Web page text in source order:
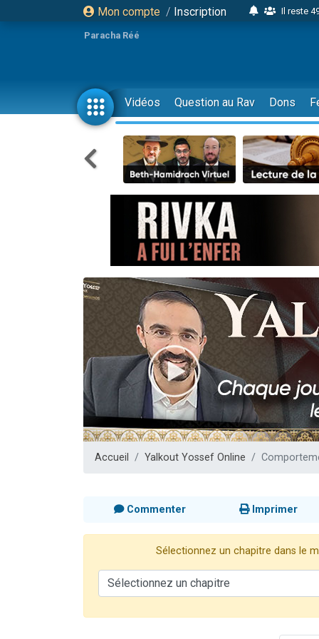
Mon compte / Inscription
Il reste
4
2
17
4 personnes
Il reste
Odaya vient
2
13
30
Il reste
12
29
Paracha Réé
Vidéos Question au Rav Dons
Accueil Yalkout Yossef Online
Commenter Imprimer
Sélectionnez un chapitre dans le